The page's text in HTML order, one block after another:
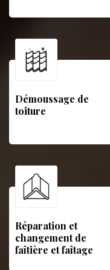
Démoussage de
toiture
Réparation et
changement de
faîtière et faîtage